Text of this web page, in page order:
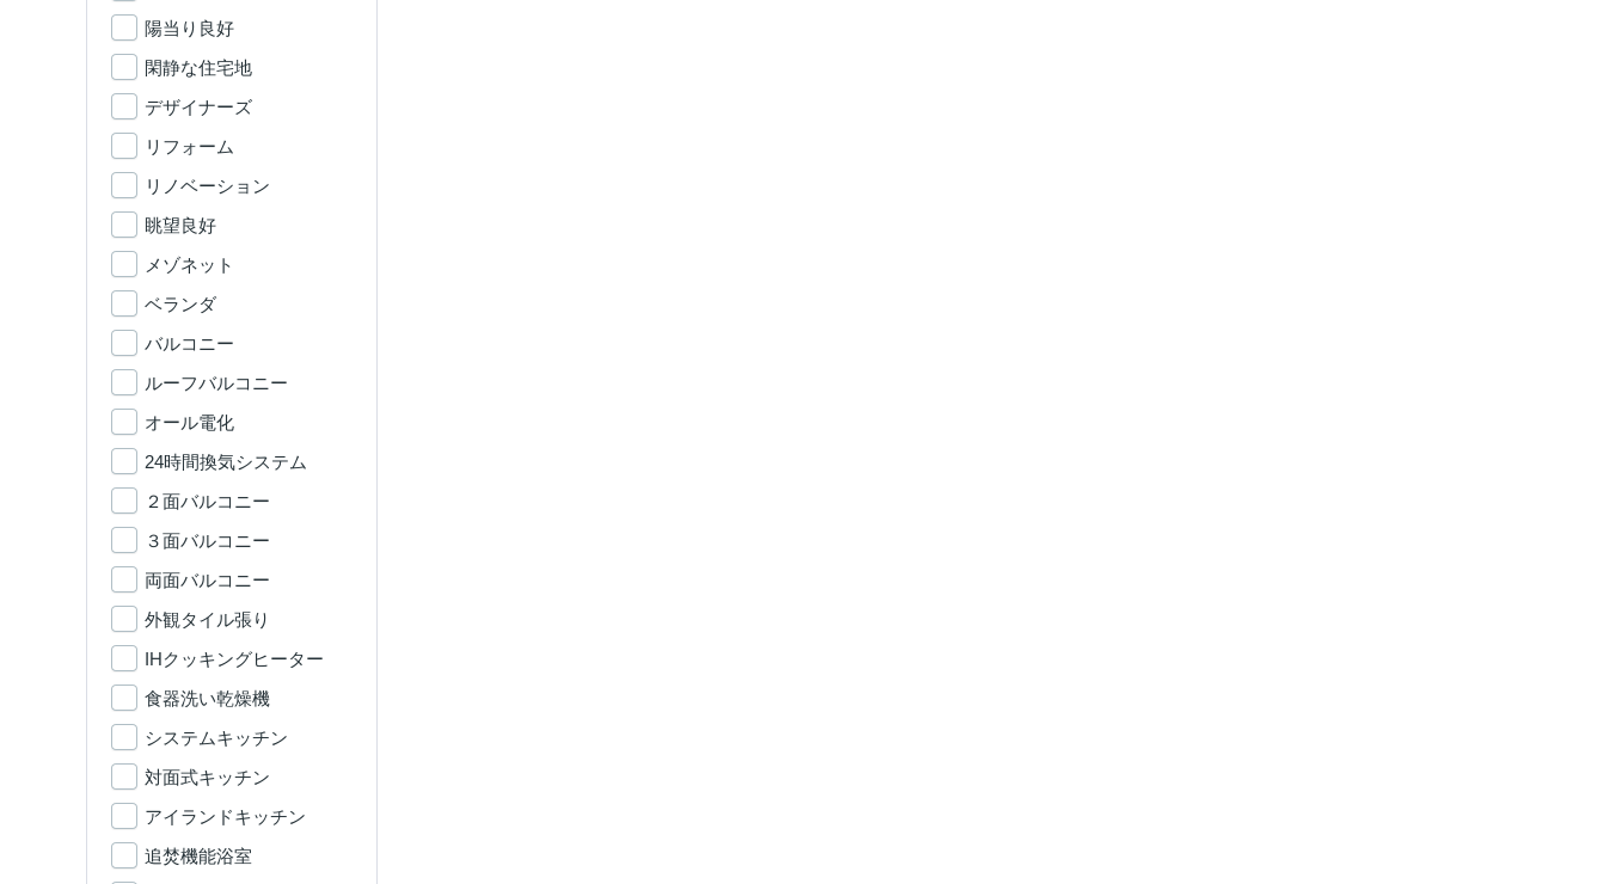
陽当り良好
閑静な住宅地
デザイナーズ
リフォーム
リノベーション
眺望良好
メゾネット
ベランダ
バルコニー
ルーフバルコニー
オール電化
24時間換気システム
２面バルコニー
３面バルコニー
両面バルコニー
外観タイル張り
IHクッキングヒーター
食器洗い乾燥機
システムキッチン
対面式キッチン
アイランドキッチン
追焚機能浴室